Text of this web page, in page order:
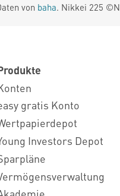
von baha. Nikkei 225
gratis Konto
Investors Depot